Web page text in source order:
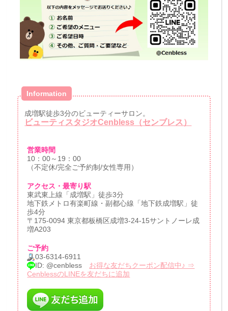
Information
成増駅徒歩3分のビューティーサロン。
ビューティスタジオCenbless（センブレス）
営業時間
10：00～19：00
（不定休/完全ご予約制/女性専用）
アクセス・最寄り駅
東武東上線「成増駅」徒歩3分
地下鉄メトロ有楽町線・副都心線「地下鉄成増駅」徒
歩4分
〒175-0094 東京都板橋区成増3-24-15サントノーレ成
増A203
ご予約
03-6314-6911
ID: @cenbless お得な友だちクーポン配信中♪ ⇒
CenblessのLINEを友だちに追加